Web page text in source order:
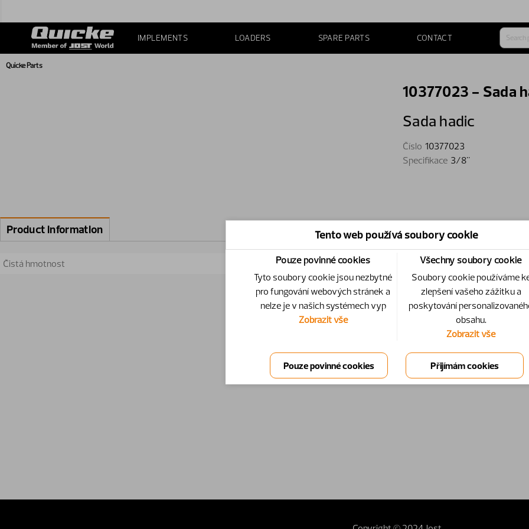
IMPLEMENTS LOADERS SPARE PARTS CONTACT
Quicke Parts
Product information
Čistá hmotnost 2.0
10377023 - Sada
Sada hadic
Číslo 10377023
Specifikace 3/8"
Tento web používá soubory cookie
Pouze povinné cookies
Tyto soubory cookie jsou nezbytné
pro fungování webových stránek a
nelze je v našich systémech vyp
Zobrazit vše
Všechny soubory cookie
Soubory cookie používáme
zlepšení vašeho zážitku a
poskytování
obsahu.
Zobrazit vše